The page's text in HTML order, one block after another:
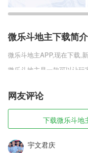
微乐斗地主下载简介
微乐斗地主APP,现在下载,
微乐斗地主是一款可以让玩
演手机游戏，丰富的时装
伟的仙侠场景震撼玩家的眼
果，让玩家感受到全新的视
微乐斗地主软件特色
1,远程办公，虽然远程办公
解到电脑的操作。
网友评论
下载微乐斗地
宇文君庆